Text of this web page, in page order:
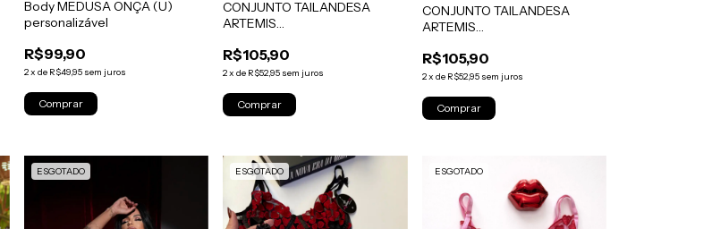
Body MEDUSA ONÇA (U)
personalizável
R$99,90
2x de R$49,95 sem juros
CONJUNTO TAILANDESA
ARTEMIS
R$105,90
2xde R$52,95 sem juros
CONJUNTO TAILANDESA
ARTEMIS
R$105,90
2x de R$52,95 sem juros
ESGOTADO ESGOTADO ESGOTADO